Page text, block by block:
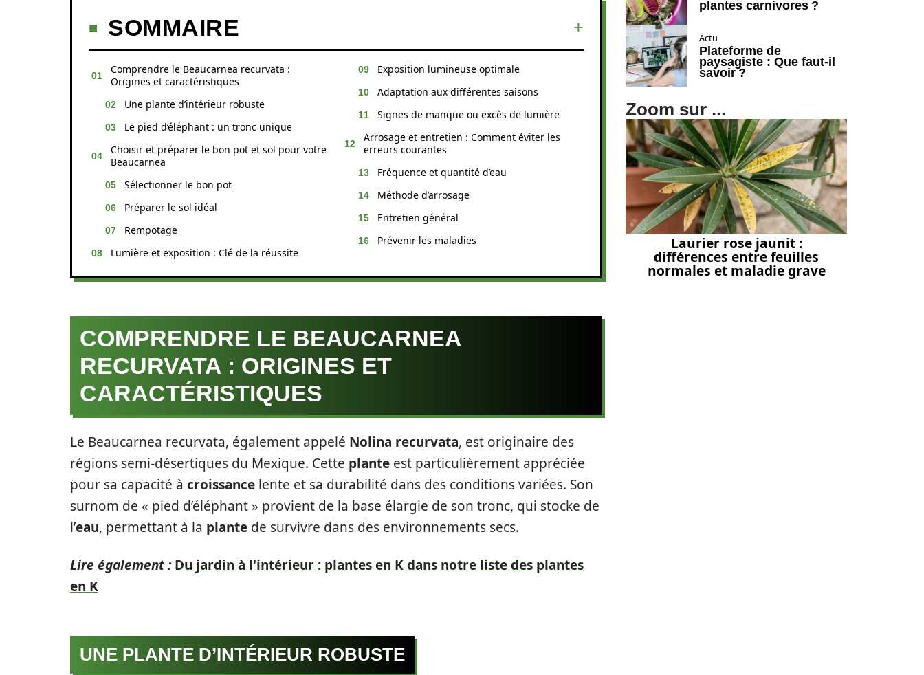
SOMMAIRE
Comprendre le Beaucarnea recurvata :
Origines et caractéristiques
Une plante d’intérieur robuste
Le pied d’éléphant : un tronc unique
Choisir et préparer le bon pot et sol pour votre
Beaucarnea
Sélectionner le bon pot
Préparer le sol idéal
Rempotage
Lumière et exposition : Clé de la réussite
Exposition lumineuse optimale
Adaptation aux différentes saisons
Signes de manque ou excès de lumière
Arrosage et entretien : Comment éviter les
erreurs courantes
Fréquence et quantité d’eau
Méthode d’arrosage
Entretien général
Prévenir les maladies
COMPRENDRE LE BEAUCARNEA
RECURVATA : ORIGINES ET
CARACTÉRISTIQUES
Le Beaucarnea recurvata, également appelé Nolina recurvata, est originaire des
régions semi-désertiques du Mexique. Cette plante est particulièrement appréciée
pour sa capacité à croissance lente et sa durabilité dans des conditions variées. Son
surnom de « pied d’éléphant » provient de la base élargie de son tronc, qui stocke de
l’eau, permettant à la plante de survivre dans des environnements secs.
Lire également : Du jardin à l'intérieur : plantes en K dans notre liste des plantes
en K
UNE PLANTE D’INTÉRIEUR ROBUSTE
plantes carnivores ?
Actu
Plateforme de
paysagiste : Que faut-il
savoir ?
Zoom sur ...
Laurier rose jaunit :
différences entre feuilles
normales et maladie grave